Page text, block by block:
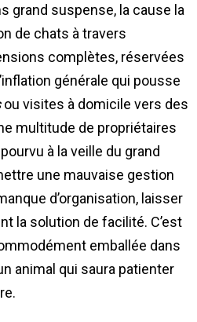
grand suspense, la cause la
de chats à travers
complètes, réservées
générale qui pousse
ou visites à domicile vers des
multitude de propriétaires
à la veille du grand
une mauvaise gestion
d’organisation, laisser
la solution de facilité. C’est
emballée dans
animal qui saura patienter